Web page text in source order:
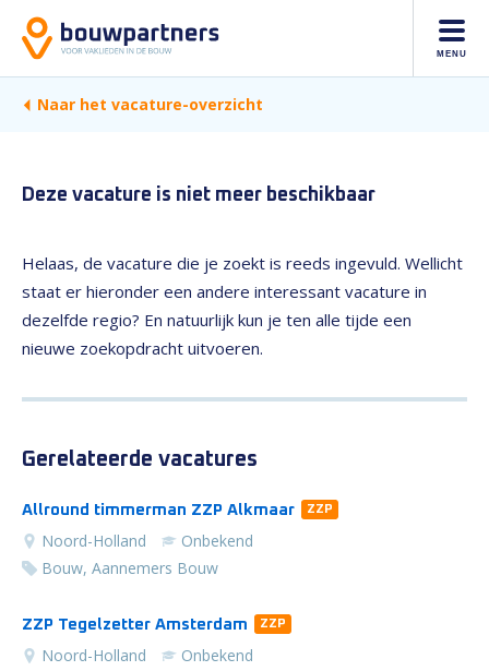
MENU
Naar het vacature-overzicht
Deze vacature is niet meer beschikbaar
Helaas, de vacature die je zoekt is reeds ingevuld. Wellicht
staat er hieronder een andere interessant vacature in
dezelfde regio? En natuurlijk kun je ten alle tijde een
nieuwe zoekopdracht uitvoeren.
Gerelateerde vacatures
Allround timmerman ZZP Alkmaar ZZP
Noord-Holland
Onbekend
Bouw, Aannemers Bouw
ZZP Tegelzetter Amsterdam ZZP
Noord-Holland
Onbekend